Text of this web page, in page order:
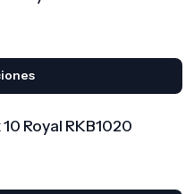
Royal RKB1020